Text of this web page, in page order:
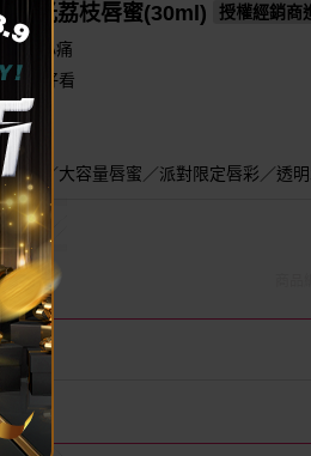
水光荔枝唇蜜(30ml)
授權經銷商
擦不心痛
擦都好看
澤
蜜／大容量唇蜜／派對限定唇彩／透